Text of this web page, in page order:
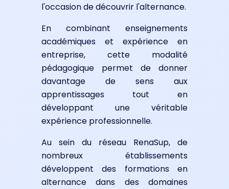
l'occasion de découvrir l'alternance.
En combinant enseignements
académiques et expérience en
entreprise, cette modalité
pédagogique permet de donner
davantage de sens aux
apprentissages tout en
développant une véritable
expérience professionnelle.
Au sein du réseau RenaSup, de
nombreux établissements
développent des formations en
alternance dans des domaines